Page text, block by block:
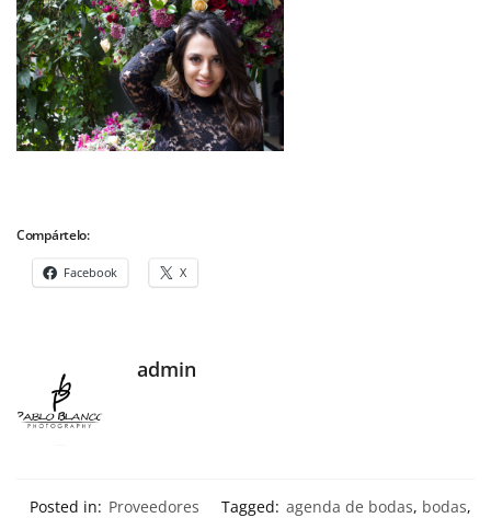
Compártelo:
Facebook X
admin
Posted in: Proveedores Tagged: agenda de bodas, bodas,